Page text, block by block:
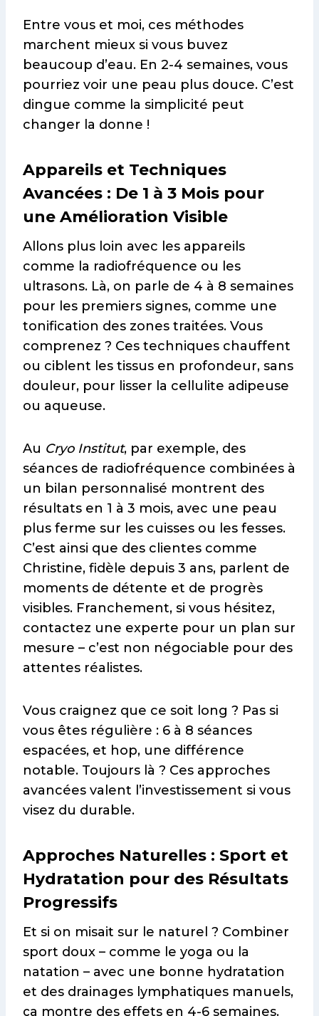
Entre vous et moi, ces méthodes
marchent mieux si vous buvez
beaucoup d’eau. En 2-4 semaines, vous
pourriez voir une peau plus douce. C’est
dingue comme la simplicité peut
changer la donne !
Appareils et Techniques
Avancées : De 1 à 3 Mois pour
une Amélioration Visible
Allons plus loin avec les appareils
comme la radiofréquence ou les
ultrasons. Là, on parle de 4 à 8 semaines
pour les premiers signes, comme une
tonification des zones traitées. Vous
comprenez ? Ces techniques chauffent
ou ciblent les tissus en profondeur, sans
douleur, pour lisser la cellulite adipeuse
ou aqueuse.
Au Cryo Institut, par exemple, des
séances de radiofréquence combinées à
un bilan personnalisé montrent des
résultats en 1 à 3 mois, avec une peau
plus ferme sur les cuisses ou les fesses.
C’est ainsi que des clientes comme
Christine, fidèle depuis 3 ans, parlent de
moments de détente et de progrès
visibles. Franchement, si vous hésitez,
contactez une experte pour un plan sur
mesure – c’est non négociable pour des
attentes réalistes.
Vous craignez que ce soit long ? Pas si
vous êtes régulière : 6 à 8 séances
espacées, et hop, une différence
notable. Toujours là ? Ces approches
avancées valent l’investissement si vous
visez du durable.
Approches Naturelles : Sport et
Hydratation pour des Résultats
Progressifs
Et si on misait sur le naturel ? Combiner
sport doux – comme le yoga ou la
natation – avec une bonne hydratation
et des drainages lymphatiques manuels,
ça montre des effets en 4-6 semaines.